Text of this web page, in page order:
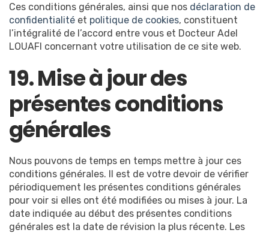
Ces conditions générales, ainsi que nos déclaration de
confidentialité et politique de cookies, constituent
l’intégralité de l’accord entre vous et Docteur Adel
LOUAFI concernant votre utilisation de ce site web.
19. Mise à jour des
présentes conditions
générales
Nous pouvons de temps en temps mettre à jour ces
conditions générales. Il est de votre devoir de vérifier
périodiquement les présentes conditions générales
pour voir si elles ont été modifiées ou mises à jour. La
date indiquée au début des présentes conditions
générales est la date de révision la plus récente. Les